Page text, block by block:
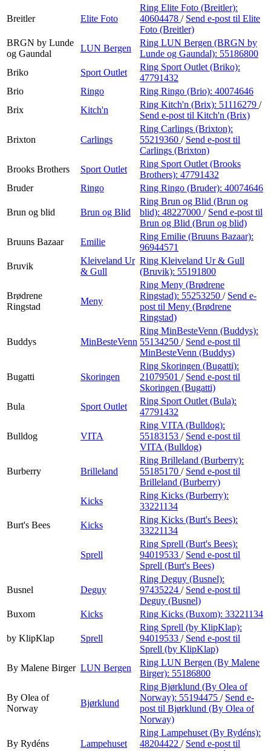
Breitler Elite Foto
Ring Elite Foto (Breitler):
40604478 / Send e-post til Elite
Foto (Breitler)
BRGN by Lunde
og Gaundal
LUN Bergen
Ring LUN Bergen (BRGN by
Lunde og Gaundal): 55186800
Briko
Sport Outlet
Ring Sport Outlet (Briko):
47791432
Brio
Ringo Ring Ringo (Brio): 40074646
Brix
Kitch'n
Ring Kitch'n (Brix): 51116279 /
Send e-post til Kitch'n (Brix)
Brixton Carlings
Ring Carlings (Brixton):
55219360 / Send e-post til
Carlings (Brixton)
Brooks Brothers
Sport Outlet
Ring Sport Outlet (Brooks
Brothers): 47791432
Bruder
Ringo Ring Ringo (Bruder): 40074646
Brun og blid Brun og Blid
Ring Brun og Blid (Brun og
blid): 48227000 / Send e-post til
Brun og Blid (Brun og blid)
Bruuns Bazaar
Emilie
Ring Emilie (Bruuns Bazaar):
96944571
Bruvik
Kleiveland Ur
& Gull
Ring Kleiveland Ur & Gull
(Bruvik): 55191800
Brødrene
Ringstad
Meny
Ring Meny (Brødrene
Ringstad): 55253250 / Send e-
post til Meny (Brødrene
Ringstad)
Buddys MinBesteVenn
Ring MinBesteVenn (Buddys):
55134250 / Send e-post til
MinBesteVenn (Buddys)
Bugatti Skoringen
Ring Skoringen (Bugatti):
21079501 / Send e-post til
Skoringen (Bugatti)
Bula
Sport Outlet
Ring Sport Outlet (Bula):
47791432
Bulldog VITA
Ring VITA (Bulldog):
55183153 / Send e-post til
VITA (Bulldog)
Burberry Brilleland
Ring Brilleland (Burberry):
55185170 / Send e-post til
Brilleland (Burberry)
Kicks
Ring Kicks (Burberry):
33221134
Burt's Bees
Kicks
Ring Kicks (Burt's Bees):
33221134
Sprell
Ring Sprell (Burt's Bees):
94019533 / Send e-post til
Sprell (Burt's Bees)
Busnel Deguy
Ring Deguy (Busnel):
97435224 / Send e-post til
Deguy (Busnel)
Buxom
Kicks Ring Kicks (Buxom): 33221134
by KlipKlap Sprell
Ring Sprell (by KlipKlap):
94019533 / Send e-post til
Sprell (by KlipKlap)
By Malene Birger LUN Bergen
Ring LUN Bergen (By Malene
Birger): 55186800
By Olea of
Norway
Bjørklund
Ring Bjørklund (By Olea of
Norway): 55194475 / Send e-
post til Bjørklund (By Olea of
Norway)
By Rydéns Lampehuset
Ring Lampehuset (By Rydéns):
48204422 / Send e-post til